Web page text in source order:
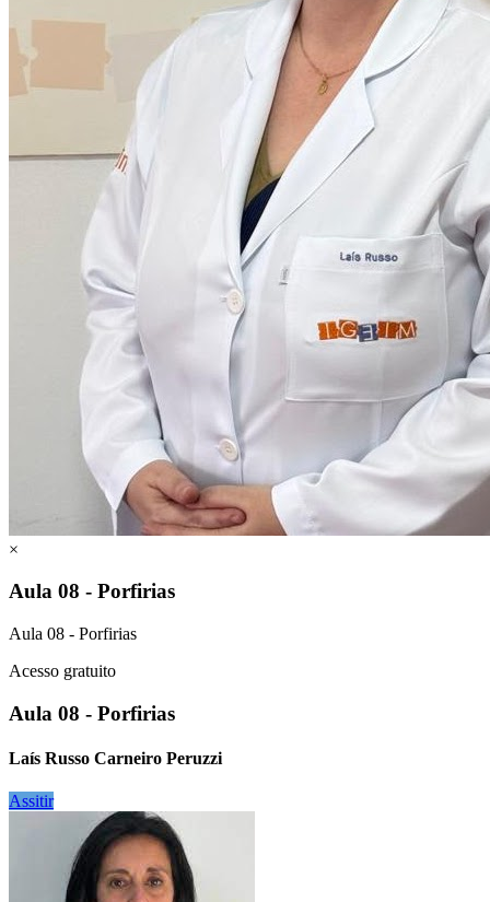
×
Aula 08 - Porfirias
Aula 08 - Porfirias
Acesso gratuito
Aula 08 - Porfirias
Laís Russo Carneiro Peruzzi
Assitir